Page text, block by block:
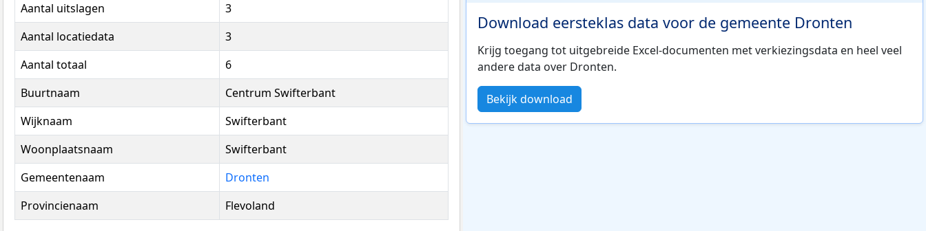
Aantal uitslagen
3
Aantal locatiedata
3
Aantal totaal
6
Buurtnaam
Centrum Swifterbant
Wijknaam
Swifterbant
Woonplaatsnaam
Swifterbant
Gemeentenaam
Dronten
Provincienaam
Flevoland
Download eersteklas data voor de gemeente Dronten
Krijg toegang tot uitgebreide Excel-documenten met verkiezingsdata en heel veel
andere data over Dronten.
Bekijk download